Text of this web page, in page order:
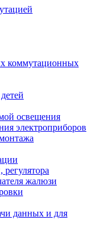
коммутационных
освещения
электроприборов
жалюзи
данных и для